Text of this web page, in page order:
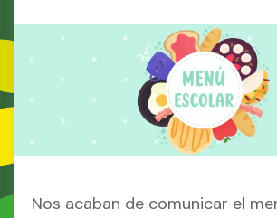
Nos acaban de comunicar el